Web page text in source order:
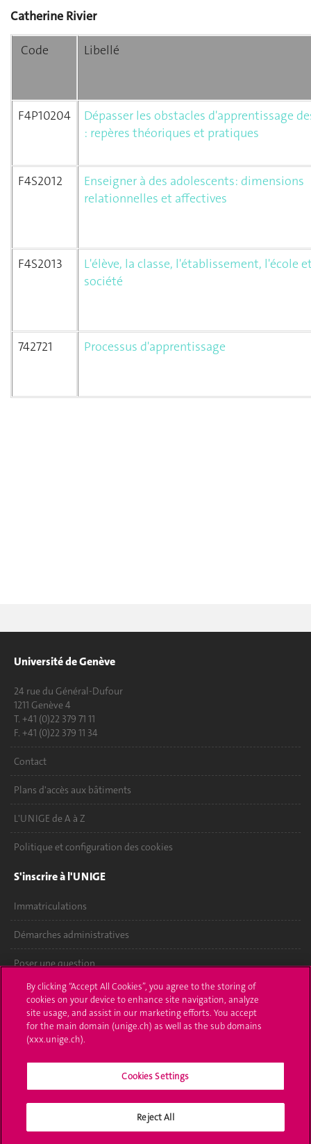
Catherine Rivier
Code Libellé
F4P10204
Dépasser les obstacles d'apprentissage
: repères théoriques et pratiques
F4S2012
Enseigner à des adolescents: dimensions
relationnelles et affectives
F4S2013
L'élève, la classe, l'établissement, l'école
société
742721 Processus d'apprentissage
Université de Genève
24 rue du Général-Dufour
1211 Genève 4
T. +41 (0)22 379 71 11
F. +41 (0)22 379 11 34
Contact
Plans d'accès aux bâtiments
L'UNIGE de A à Z
Politique et configuration des cookies
S'inscrire à l'UNIGE
Immatriculations
Démarches administratives
Poser une question
L'UNIGE vous informe
UNIGE Mobile
Bibliothèque
By clicking “Accept All Cookies”, you agree to the storing of
cookies on your device to enhance site navigation, analyze
site usage, and assist in our marketing efforts. You accept
for the main domain (unige.ch) as well as the sub domains
(xxx.unige.ch).
Cookies Settings
Reject All